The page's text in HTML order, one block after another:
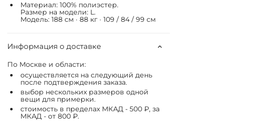
Материал: 100% полиэстер.
Размер на модели: L.
Модель: 188 см · 88 кг · 109 / 84 / 99 см
Информация о доставке
По Москве и области:
осуществляется на следующий день
после подтверждения заказа.
выбор нескольких размеров одной
вещи для примерки.
стоимость в пределах МКАД - 500 ₽, за
МКАД - от 800 ₽.